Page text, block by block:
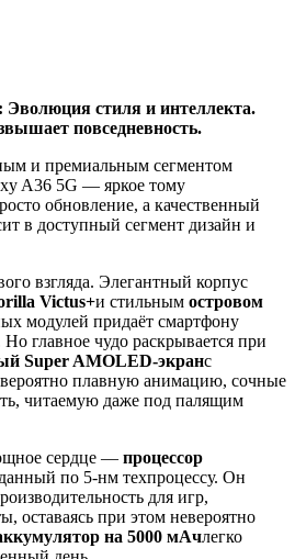
Эволюция стиля и интеллекта.
повседневность.
и премиальным сегментом
A36 5G — яркое тому
обновление, а качественный
в доступный сегмент дизайн и
взгляда. Элегантный корпус
Victus+и стильным островом
модулей придаёт смартфону
главное чудо раскрывается при
Super AMOLED-экранс
плавную анимацию, сочные
читаемую даже под палящим
сердце — процессор
по 5-нм техпроцессу. Он
для игр,
оставаясь при этом невероятно
на 5000 мАчлегко